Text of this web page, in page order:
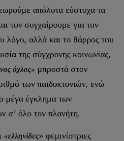
απόλυτα εύστοχα τα
τον συγχαίρουμε για τον
λόγο, αλλά και το θάρρος του
της σύγχρονης κοινωνίας,
όχλος» μπροστά στον
των παιδοκτονιών, ενώ
μέγα έγκλημα των
σ’ όλο τον πλανήτη.
«ελληνίδες» φεμινίστριες